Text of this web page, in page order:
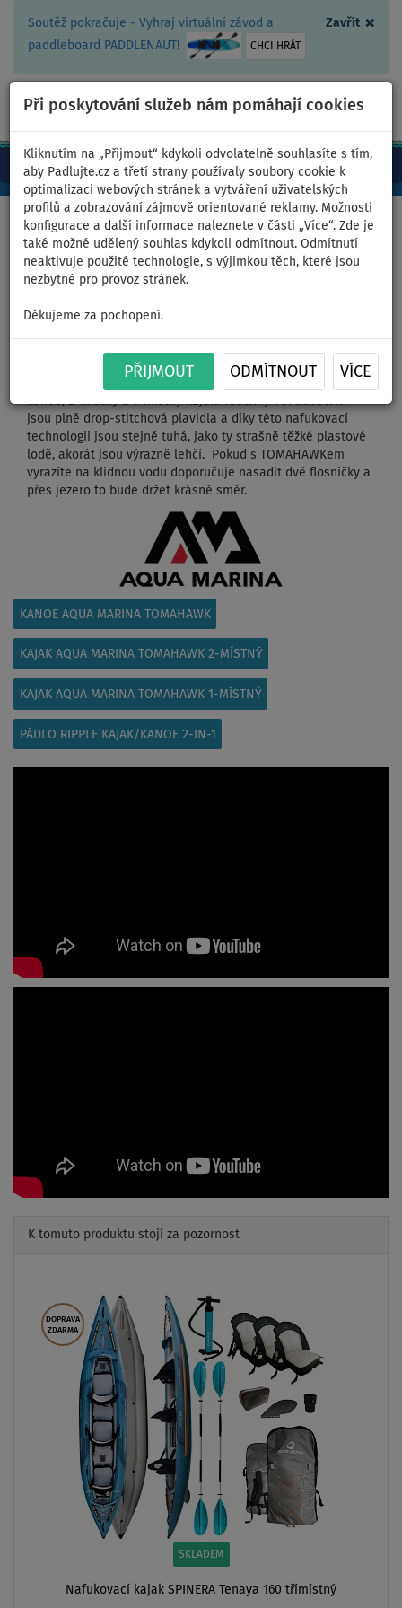
Zavřít ×
Soutěž pokračuje - Vyhraj virtuální závod a
paddleboard PADDLENAUT!
CHCI HRÁT
Při poskytování služeb nám pomáhají cookies
Kliknutím na „Přijmout“ kdykoli odvolatelně souhlasíte s tím,
aby Padlujte.cz a třetí strany používaly soubory cookie k
optimalizaci webových stránek a vytváření uživatelských
profilů a zobrazování zájmově orientované reklamy. Možnosti
konfigurace a další informace naleznete v části „Více“. Zde je
také možné udělený souhlas kdykoli odmítnout. Odmítnutí
neaktivuje použité technologie, s výjimkou těch, které jsou
nezbytné pro provoz stránek.
Děkujeme za pochopení.
PŘIJMOUT ODMÍTNOUT VÍCE
CZ/Kč +420 467 409 090 0ks
Domů >Pádlujte na kajaku - články, videa, recenze >Recenze
kajaku, kanoe AQUA MARINA TOMAHAWK 2022
Recenze kajaku, kanoe AQUA
MARINA TOMAHAWK 2022
AQUA MARINA vyrábí tři verze TOMAHAWKů – 3-místná
jsou plně drop-stitchová plavidla a díky této nafukovací
technologii jsou stejně tuhá, jako ty strašně těžké plastové
lodě, akorát jsou výrazně lehčí. Pokud s TOMAHAWKem
vyrazíte na klidnou vodu doporučuje nasadit dvě flosničky a
přes jezero to bude držet krásně směr.
KANOE AQUA MARINA TOMAHAWK
KAJAK AQUA MARINA TOMAHAWK 2-MÍSTNÝ
KAJAK AQUA MARINA TOMAHAWK 1-MÍSTNÝ
PÁDLO RIPPLE KAJAK/KANOE 2-IN-1
K tomuto produktu stojí za pozornost
DOPRAVA
ZDARMA
SKLADEM
Nafukovací kajak SPINERA Tenaya 160 třímístný
Previous